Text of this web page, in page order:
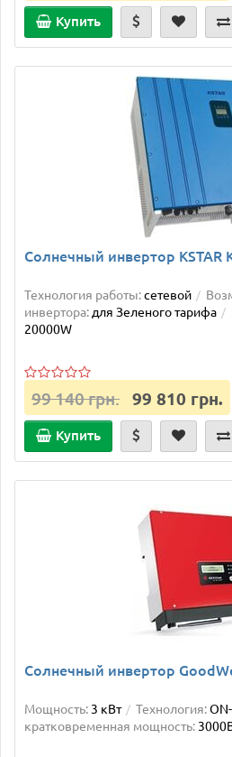
Купить
Солнечный инвертор KSTAR
Технология работы:сетевой
инвертора: для Зеленого тарифа
20000W
99 140 грн. 99 810 грн.
Купить
Солнечный инвертор
Мощность: 3 кВт Технология:
кратковременная мощность: